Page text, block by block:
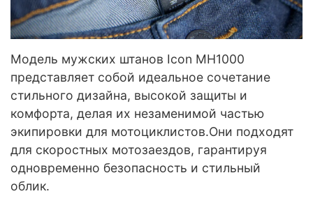
Модель мужских штанов Icon MH1000
представляет собой идеальное сочетание
стильного дизайна, высокой защиты и
комфорта, делая их незаменимой частью
экипировки для мотоциклистов.Они подходят
для скоростных мотозаездов, гарантируя
одновременно безопасность и стильный
облик.